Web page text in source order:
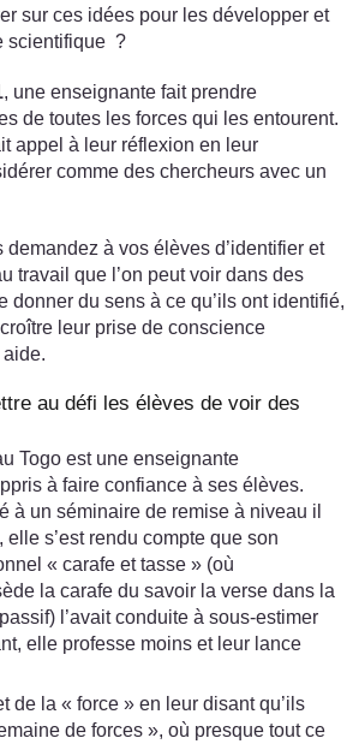
sur ces idées pour les développer et
scientifique ?
, une enseignante fait prendre
de toutes les forces qui les entourent.
appel à leur réflexion en leur
comme des chercheurs avec un
demandez à vos élèves d’identifier et
travail que l’on peut voir dans des
donner du sens à ce qu’ils ont identifié,
leur prise de conscience
au défi les élèves de voir des
Togo est une enseignante
à faire confiance à ses élèves.
à un séminaire de remise à niveau il
s’est rendu compte que son
« carafe et tasse » (où
la carafe du savoir la verse dans la
l’avait conduite à sous-estimer
elle professe moins et leur lance
de la « force » en leur disant qu’ils
de forces », où presque tout ce